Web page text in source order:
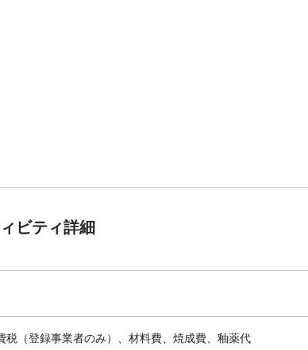
ビティ詳細
税（登録事業者のみ）、材料費、焼成費、釉薬代